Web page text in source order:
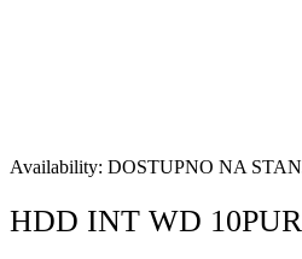
Availability: DOSTUPNO NA
HDD INT WD